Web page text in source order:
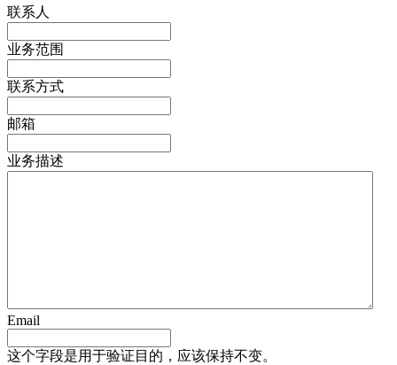
联系人
业务范围
联系方式
邮箱
业务描述
Email
这个字段是用于验证目的，应该保持不变。